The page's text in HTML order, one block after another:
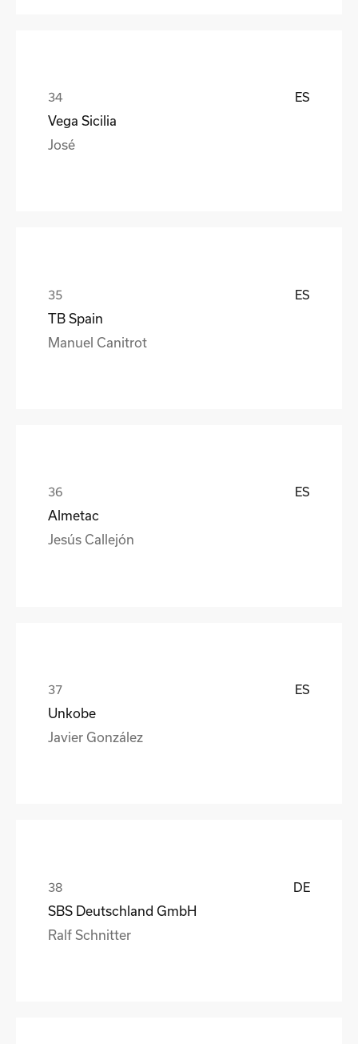
ES
Vega Sicilia
José
ES
TB Spain
Manuel Canitrot
ES
Almetac
Jesús Callejón
ES
Unkobe
Javier González
DE
SBS Deutschland GmbH
Ralf Schnitter